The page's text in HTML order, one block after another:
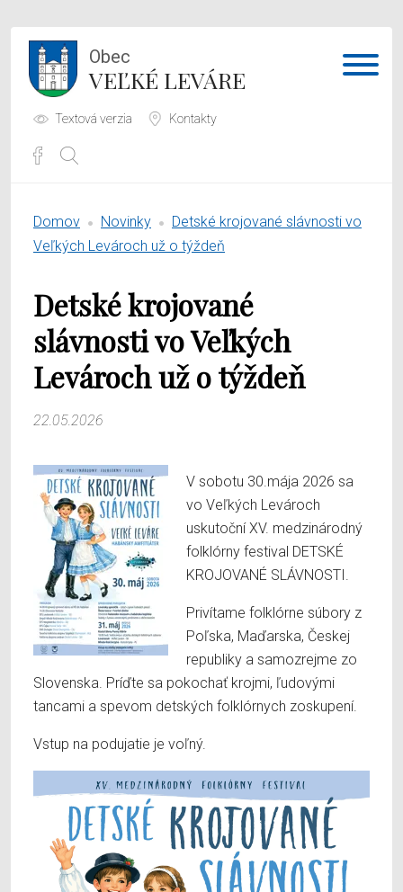
Obec
VEĽKÉ LEVÁRE
Textová verzia Kontakty
Samospráva
O obci
Domov Novinky
Detské krojované slávnosti vo
Veľkých Levároch už o týždeň
Detské krojované
slávnosti vo Veľkých
Levároch už o týždeň
22.05.2026
V sobotu 30.mája 2026 sa
vo Veľkých Levároch
uskutoční XV. medzinárodný
folklórny festival DETSKÉ
KROJOVANÉ SLÁVNOSTI.
Privítame folklórne súbory z
Poľska, Maďarska, Českej
republiky a samozrejme zo
Slovenska. Príďte sa pokochať krojmi, ľudovými
tancami a spevom detských folklórnych zoskupení.
Vstup na podujatie je voľný.